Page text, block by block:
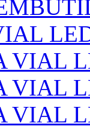
VIAL
VIAL
VIAL